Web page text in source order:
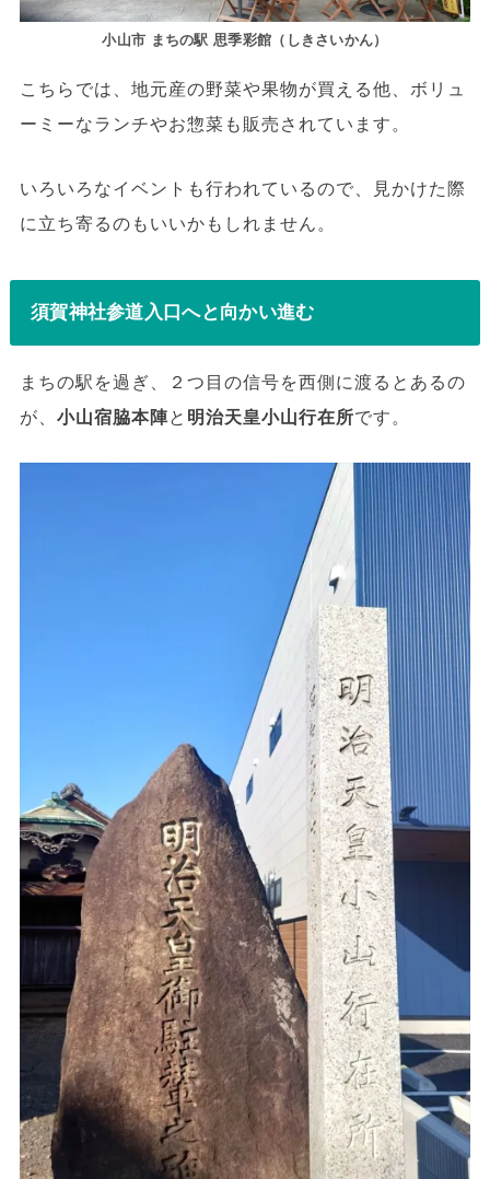
小山市 まちの駅 思季彩館（しきさいかん）
こちらでは、地元産の野菜や果物が買える他、ボリュ
ーミーなランチやお惣菜も販売されています。
いろいろなイベントも行われているので、見かけた際
に立ち寄るのもいいかもしれません。
須賀神社参道入口へと向かい進む
まちの駅を過ぎ、２つ目の信号を西側に渡るとあるの
が、 小山宿脇本陣と 明治天皇小山行在所です。